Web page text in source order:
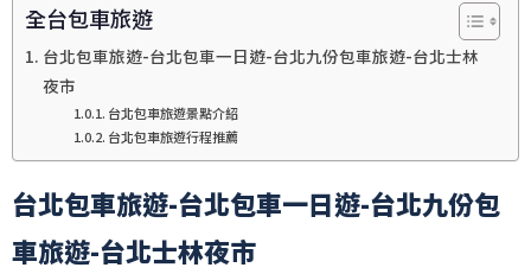
全台包車旅遊
台北包車旅遊-台北包車一日遊-台北九份包車旅遊-台北士林
夜市
台北包車旅遊景點介紹
台北包車旅遊行程推薦
台北包車旅遊-台北包車一日遊-台北九份包
車旅遊-台北士林夜市